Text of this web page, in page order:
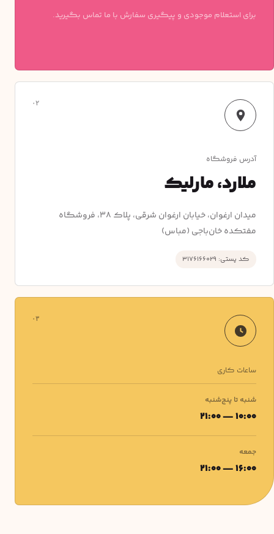
برای استعلام موجودی و پیگیری سفارش با ما تماس بگیرید.
۰۲
آدرس فروشگاه
ملارد، مارلیک
میدان ارغوان، خیابان ارغوان شرقی، پلاک ۳۸، فروشگاه
مفتکده خان‌باجی (مباس)
کد پستی: ۳۱۷۶۱۶۶۰۲۹
۰۳
ساعات کاری
شنبه تا پنج‌شنبه
۱۰:۰۰ — ۲۱:۰۰
جمعه
۱۶:۰۰ — ۲۱:۰۰